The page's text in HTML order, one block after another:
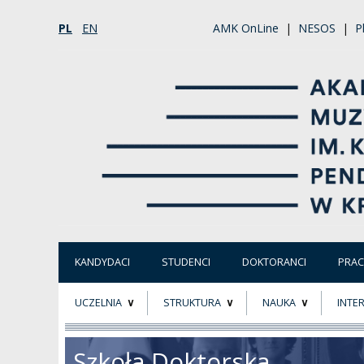
PL EN AMK OnLine | NESOS |
KANDYDACI STUDENCI DOKTORANCI
UCZELNIA
O NAS
STRUKTURA
ORGANY UCZELNI
NAUKA
PROJEKTY